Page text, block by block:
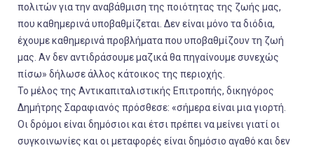
πολιτών για την αναβάθμιση της ποιότητας της ζωής μας,
που καθημερινά υποβαθμίζεται. Δεν είναι μόνο τα διόδια,
έχουμε καθημερινά προβλήματα που υποβαθμίζουν τη ζωή
μας. Αν δεν αντιδράσουμε μαζικά θα πηγαίνουμε συνεχώς
πίσω» δήλωσε άλλος κάτοικος της περιοχής.
Το μέλος της Αντικαπιταλιστικής Επιτροπής, δικηγόρος
Δημήτρης Σαραφιανός πρόσθεσε: «σήμερα είναι μια γιορτή.
Οι δρόμοι είναι δημόσιοι και έτσι πρέπει να μείνει γιατί οι
συγκοινωνίες και οι μεταφορές είναι δημόσιο αγαθό και δεν